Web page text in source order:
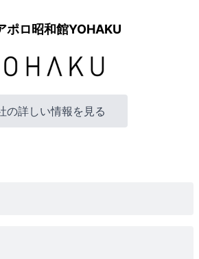
ポロ昭和館YOHAKU
の詳しい情報を見る